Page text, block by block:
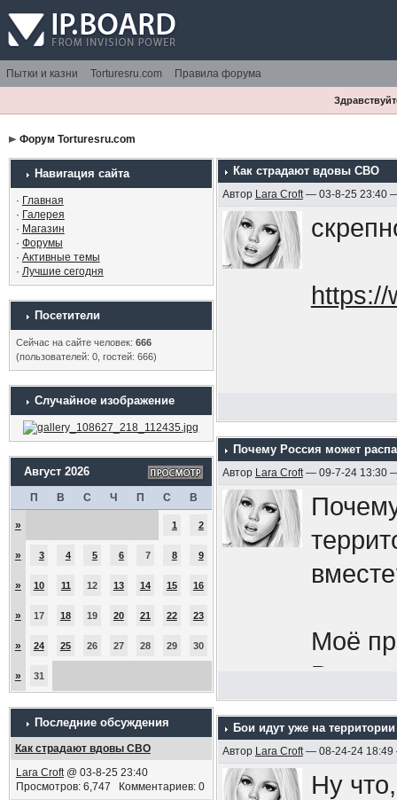
Пытки и казни Torturesru.com Правила форума
Форум Torturesru.com
Навигация сайта
· Главная
· Галерея
· Магазин
· Форумы
· Активные темы
· Лучшие сегодня
Посетители
Сейчас на сайте человек: 666
(пользователей: 0, гостей: 666)
Случайное изображение
Август 2026
П В С Ч П С В
» 1 2
» 3 4 5 6 7 8 9
» 10 11 12 13 14 15 16
» 17 18 19 20 21 22 23
» 24 25 26 27 28 29 30
» 31
Последние обсуждения
Как страдают вдовы СВО
Lara Croft@ 03-8-25 23:40
Просмотров: 6,747 Комментариев: 0
Как страдают вдовы СВО
Автор Lara Croft— 03-8-25 23:40
https://
Почему Россия может
Автор Lara Croft— 09-7-24 13:30
Моё
Всу
бы:в
как
Бои идут уже на
Автор Lara Croft— 08-24-24 18:49
Ну